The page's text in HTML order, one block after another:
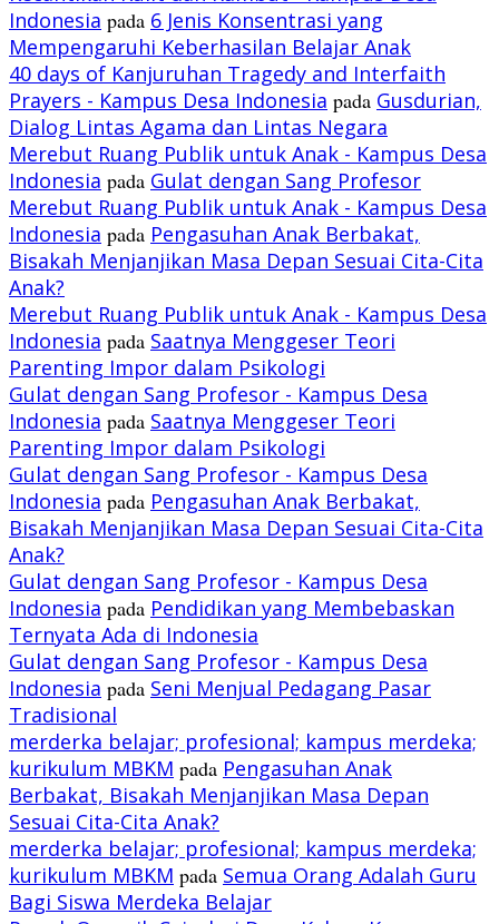
Indonesia pada 6 Jenis Konsentrasi yang
Mempengaruhi Keberhasilan Belajar Anak
40 days of Kanjuruhan Tragedy and Interfaith
Prayers - Kampus Desa Indonesia pada Gusdurian,
Dialog Lintas Agama dan Lintas Negara
Merebut Ruang Publik untuk Anak - Kampus Desa
Indonesia pada Gulat dengan Sang Profesor
Merebut Ruang Publik untuk Anak - Kampus Desa
Indonesia pada Pengasuhan Anak Berbakat,
Bisakah Menjanjikan Masa Depan Sesuai Cita-Cita
Anak?
Merebut Ruang Publik untuk Anak - Kampus Desa
Indonesia pada Saatnya Menggeser Teori
Parenting Impor dalam Psikologi
Gulat dengan Sang Profesor - Kampus Desa
Indonesia pada Saatnya Menggeser Teori
Parenting Impor dalam Psikologi
Gulat dengan Sang Profesor - Kampus Desa
Indonesia pada Pengasuhan Anak Berbakat,
Bisakah Menjanjikan Masa Depan Sesuai Cita-Cita
Anak?
Gulat dengan Sang Profesor - Kampus Desa
Indonesia pada Pendidikan yang Membebaskan
Ternyata Ada di Indonesia
Gulat dengan Sang Profesor - Kampus Desa
Indonesia pada Seni Menjual Pedagang Pasar
Tradisional
merderka belajar; profesional; kampus merdeka;
kurikulum MBKM pada Pengasuhan Anak
Berbakat, Bisakah Menjanjikan Masa Depan
Sesuai Cita-Cita Anak?
merderka belajar; profesional; kampus merdeka;
kurikulum MBKM pada Semua Orang Adalah Guru
Bagi Siswa Merdeka Belajar